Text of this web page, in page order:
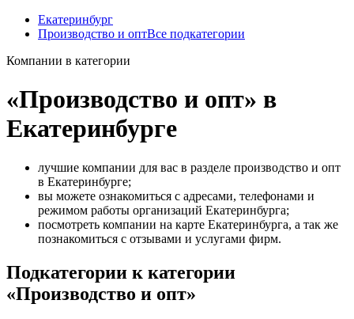
Екатеринбург
Производство и оптВсе подкатегории
Компании в категории
«Производство и опт» в
Екатеринбурге
лучшие компании для вас в разделе производство и опт
в Екатеринбурге;
вы можете ознакомиться с адресами, телефонами и
режимом работы организаций Екатеринбурга;
посмотреть компании на карте Екатеринбурга, а так же
познакомиться с отзывами и услугами фирм.
Подкатегории к категории
«Производство и опт»